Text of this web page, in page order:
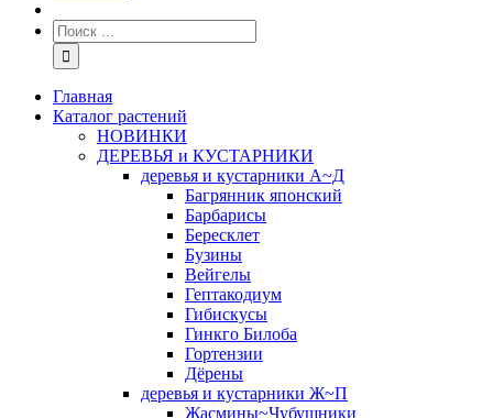
Главная
Каталог растений
НОВИНКИ
ДЕРЕВЬЯ и КУСТАРНИКИ
деревья и кустарники А~Д
Багрянник японский
Барбарисы
Бересклет
Бузины
Вейгелы
Гептакодиум
Гибискусы
Гинкго Билоба
Гортензии
Дёрены
деревья и кустарники Ж~П
Жасмины~Чубушники